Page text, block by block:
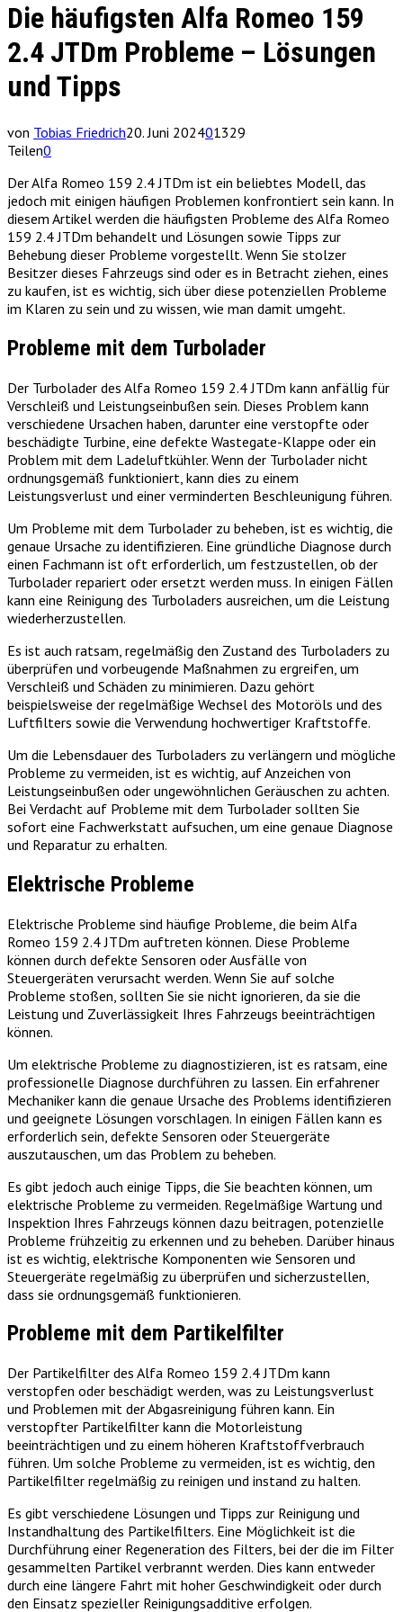
Die häufigsten Alfa Romeo 159
2.4 JTDm Probleme – Lösungen
und Tipps
von Tobias Friedrich20. Juni 202401329
Teilen0
Der Alfa Romeo 159 2.4 JTDm ist ein beliebtes Modell, das
jedoch mit einigen häufigen Problemen konfrontiert sein kann. In
diesem Artikel werden die häufigsten Probleme des Alfa Romeo
159 2.4 JTDm behandelt und Lösungen sowie Tipps zur
Behebung dieser Probleme vorgestellt. Wenn Sie stolzer
Besitzer dieses Fahrzeugs sind oder es in Betracht ziehen, eines
zu kaufen, ist es wichtig, sich über diese potenziellen Probleme
im Klaren zu sein und zu wissen, wie man damit umgeht.
Probleme mit dem Turbolader
Der Turbolader des Alfa Romeo 159 2.4 JTDm kann anfällig für
Verschleiß und Leistungseinbußen sein. Dieses Problem kann
verschiedene Ursachen haben, darunter eine verstopfte oder
beschädigte Turbine, eine defekte Wastegate-Klappe oder ein
Problem mit dem Ladeluftkühler. Wenn der Turbolader nicht
ordnungsgemäß funktioniert, kann dies zu einem
Leistungsverlust und einer verminderten Beschleunigung führen.
Um Probleme mit dem Turbolader zu beheben, ist es wichtig, die
genaue Ursache zu identifizieren. Eine gründliche Diagnose durch
einen Fachmann ist oft erforderlich, um festzustellen, ob der
Turbolader repariert oder ersetzt werden muss. In einigen Fällen
kann eine Reinigung des Turboladers ausreichen, um die Leistung
wiederherzustellen.
Es ist auch ratsam, regelmäßig den Zustand des Turboladers zu
überprüfen und vorbeugende Maßnahmen zu ergreifen, um
Verschleiß und Schäden zu minimieren. Dazu gehört
beispielsweise der regelmäßige Wechsel des Motoröls und des
Luftfilters sowie die Verwendung hochwertiger Kraftstoffe.
Um die Lebensdauer des Turboladers zu verlängern und mögliche
Probleme zu vermeiden, ist es wichtig, auf Anzeichen von
Leistungseinbußen oder ungewöhnlichen Geräuschen zu achten.
Bei Verdacht auf Probleme mit dem Turbolader sollten Sie
sofort eine Fachwerkstatt aufsuchen, um eine genaue Diagnose
und Reparatur zu erhalten.
Elektrische Probleme
Elektrische Probleme sind häufige Probleme, die beim Alfa
Romeo 159 2.4 JTDm auftreten können. Diese Probleme
können durch defekte Sensoren oder Ausfälle von
Steuergeräten verursacht werden. Wenn Sie auf solche
Probleme stoßen, sollten Sie sie nicht ignorieren, da sie die
Leistung und Zuverlässigkeit Ihres Fahrzeugs beeinträchtigen
können.
Um elektrische Probleme zu diagnostizieren, ist es ratsam, eine
professionelle Diagnose durchführen zu lassen. Ein erfahrener
Mechaniker kann die genaue Ursache des Problems identifizieren
und geeignete Lösungen vorschlagen. In einigen Fällen kann es
erforderlich sein, defekte Sensoren oder Steuergeräte
auszutauschen, um das Problem zu beheben.
Es gibt jedoch auch einige Tipps, die Sie beachten können, um
elektrische Probleme zu vermeiden. Regelmäßige Wartung und
Inspektion Ihres Fahrzeugs können dazu beitragen, potenzielle
Probleme frühzeitig zu erkennen und zu beheben. Darüber hinaus
ist es wichtig, elektrische Komponenten wie Sensoren und
Steuergeräte regelmäßig zu überprüfen und sicherzustellen,
dass sie ordnungsgemäß funktionieren.
Probleme mit dem Partikelfilter
Der Partikelfilter des Alfa Romeo 159 2.4 JTDm kann
verstopfen oder beschädigt werden, was zu Leistungsverlust
und Problemen mit der Abgasreinigung führen kann. Ein
verstopfter Partikelfilter kann die Motorleistung
beeinträchtigen und zu einem höheren Kraftstoffverbrauch
führen. Um solche Probleme zu vermeiden, ist es wichtig, den
Partikelfilter regelmäßig zu reinigen und instand zu halten.
Es gibt verschiedene Lösungen und Tipps zur Reinigung und
Instandhaltung des Partikelfilters. Eine Möglichkeit ist die
Durchführung einer Regeneration des Filters, bei der die im Filter
gesammelten Partikel verbrannt werden. Dies kann entweder
durch eine längere Fahrt mit hoher Geschwindigkeit oder durch
den Einsatz spezieller Reinigungsadditive erfolgen.